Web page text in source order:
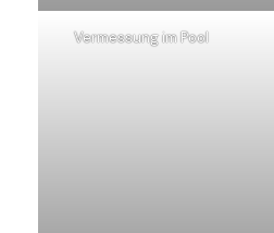
Vermessung im Pool